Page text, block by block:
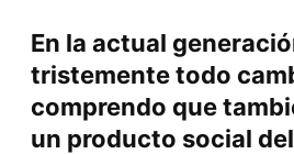
En la actual
tristemente todo
comprendo que
un producto social